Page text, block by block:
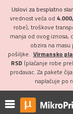
Uslovi za besplatno
vrednost veća od
robe), troškove
manja od ovog iznosa,
obzira na
pošiljke. Virmansko
RSD (plaćanje robe
prodavac. Za pakete
naplaćuje po